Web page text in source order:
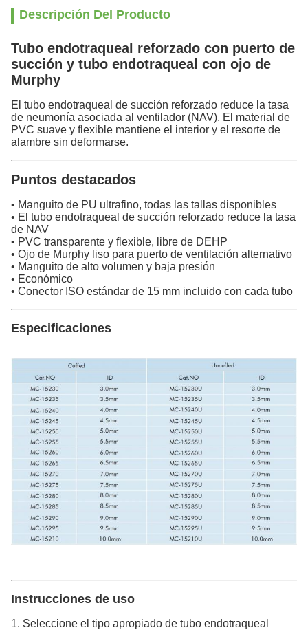
Descripción Del Producto
Tubo endotraqueal reforzado con puerto de
succión y tubo endotraqueal con ojo de
Murphy
El tubo endotraqueal de succión reforzado reduce la tasa
de neumonía asociada al ventilador (NAV). El material de
PVC suave y flexible mantiene el interior y el resorte de
alambre sin deformarse.
Puntos destacados
• Manguito de PU ultrafino, todas las tallas disponibles
• El tubo endotraqueal de succión reforzado reduce la tasa
de NAV
• PVC transparente y flexible, libre de DEHP
• Ojo de Murphy liso para puerto de ventilación alternativo
• Manguito de alto volumen y baja presión
• Económico
• Conector ISO estándar de 15 mm incluido con cada tubo
Especificaciones
Instrucciones de uso
1. Seleccione el tipo apropiado de tubo endotraqueal